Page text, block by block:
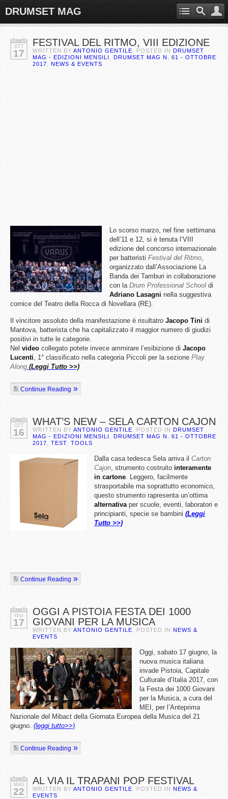
DRUMSET MAG
OTT
17
FESTIVAL DEL RITMO, VIII EDIZIONE
WRITTEN BY ANTONIO GENTILE . POSTED IN DRUMSET
MAG - EDIZIONI MENSILI
DRUMSET MAG N. 61 - OTTOBRE
2017
NEWS & EVENTS
Lo scorso marzo, nel fine settimana
dell’11 e 12, si è tenuta l’VIII
edizione del concorso internazionale
per batteristi Festival del Ritmo,
organizzato dall’Associazione La
Banda dei Tamburi in collaborazione
con la Drum Professional School di
Adriano Lasagni nella suggestiva
cornice del Teatro della Rocca di Novellara (RE).
Il vincitore assoluto della manifestazione è risultatro Jacopo Tini di
Mantova, batterista che ha capitalizzato il maggior numero di giudizi
positivi in tutte le categorie.
Nel video collegato potete invece ammirare l’esibizione di Jacopo
Lucenti, 1° classificato nella categoria Piccoli per la sezione Play
Along (Leggi Tutto >>)
Continue Reading
OTT
16
WHAT’S NEW – SELA CARTON CAJON
WRITTEN BY ANTONIO GENTILE . POSTED IN DRUMSET
MAG - EDIZIONI MENSILI
DRUMSET MAG N. 61 - OTTOBRE
2017
TEST TOOLS
Dalla casa tedesca Sela arriva il Carton
Cajon, strumento costruito interamente
in cartone. Leggero, facilmente
strasportabile ma soprattutto economico,
questo strumento rapresenta un’ottima
alternativaper scuole, eventi, laboratori e
principianti, specie se bambini (Leggi
Tutto >>)
Continue Reading
GIU
17
OGGI A PISTOIA FESTA DEI 1000
GIOVANI PER LA MUSICA
WRITTEN BY ANTONIO GENTILE . POSTED IN NEWS &
EVENTS
Oggi, sabato 17 giugno, la
nuova musica italiana
invade Pistoia, Capitale
Culturale d’Italia 2017, con
la Festa dei 1000 Giovani
per la Musica, a cura del
MEI, per l’Anteprima
Nazionale del Mibact della Giornata Europea della Musica del 21
giugno. (leggi tutto>>)
Continue Reading
MAG
22
AL VIA IL TRAPANI POP FESTIVAL
WRITTEN BY ANTONIO GENTILE . POSTED IN NEWS &
EVENTS